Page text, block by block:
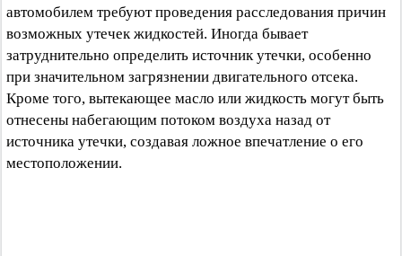
автомобилем требуют проведения расследования причин
возможных утечек жидкостей. Иногда бывает
затруднительно определить источник утечки, особенно
при значительном загрязнении двигательного отсека.
Кроме того, вытекающее масло или жидкость могут быть
отнесены набегающим потоком воздуха назад от
источника утечки, создавая ложное впечатление о его
местоположении.